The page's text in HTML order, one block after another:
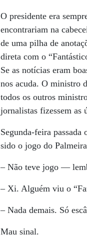
O presidente era
encontrariam na
de uma pilha de
direta com o
Se as notícias eram
nos acuda. O ministro
todos os outros
jornalistas fizessem as
Segunda-feira
sido o jogo do
– Não teve jogo —
– Xi. Alguém viu o
– Nada demais. Só
Mau sinal.